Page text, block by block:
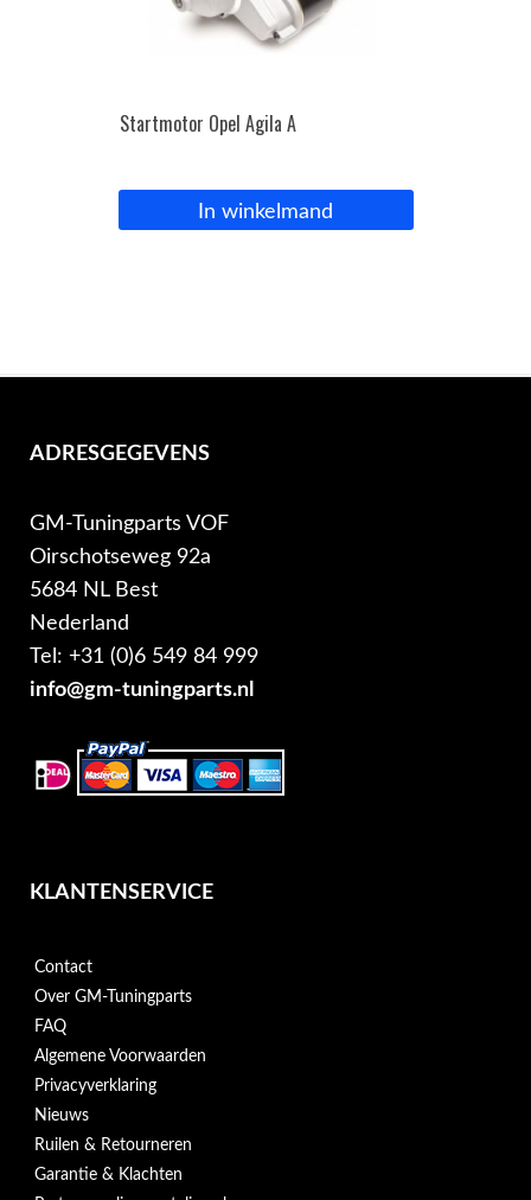
Startmotor Opel Agila A
In winkelmand
ADRESGEGEVENS
GM-Tuningparts VOF
Oirschotseweg 92a
5684 NL Best
Nederland
Tel: +31 (0)6 549 84 999
info@gm-tuningparts.nl
KLANTENSERVICE
Contact
Over GM-Tuningparts
FAQ
Algemene Voorwaarden
Privacyverklaring
Nieuws
Ruilen & Retourneren
Garantie & Klachten